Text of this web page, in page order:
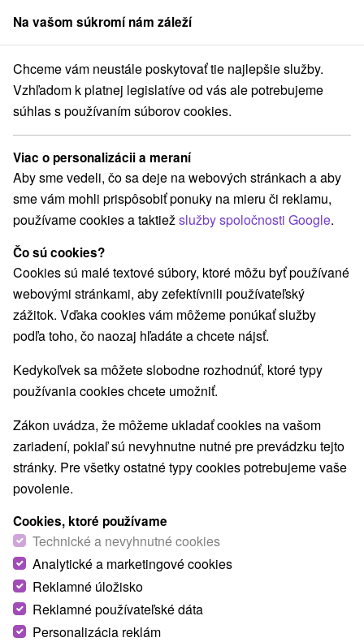
člen skupinySorger
kúpaliská Východné Slovensko Prešovský kraj Levoča
Aquaparky, kúpaliská v Levoči a v
okolí
Kategórie
Všetky kategórie
Jazerá, plesá, vodné nádrže (1)
Turistické atrakcie
Atrakcie pre deti(2) Aquaparky, kúpaliská(2) Šport(1)
Sakrálne miesta(2) Lyžiarske strediská(1)
Bio kúpalisko Levočská dolina
Prešovský kraj -
Najmladšie bio kúpalisko na Slovensku. V krásnej a tichej
prírode Levočskej doliny sú návštevníkom k dispozícii tri
vodné nádrže....
Na vašom súkromí nám záleží
Chceme vám neustále poskytovať tie najlepšie služby.
Vzhľadom k platnej legislatíve od vás ale potrebujeme
súhlas s používaním súborov cookies.
Viac o personalizácii a meraní
Aby sme vedeli, čo sa deje na webových stránkach a aby
sme vám mohli prispôsobiť ponuky na mieru či reklamu,
používame cookies a taktiežslužby spoločnosti Google.
Čo sú cookies?
Cookies sú malé textové súbory, ktoré môžu byť používané
webovými stránkami, aby zefektívnili používateľský
zážitok. Vďaka cookies vám môžeme ponúkať služby
podľa toho, čo naozaj hľadáte a chcete nájsť.
Kedykoľvek sa môžete slobodne rozhodnúť, ktoré typy
používania cookies chcete umožniť.
Zákon uvádza, že môžeme ukladať cookies na vašom
zariadení, pokiaľ sú nevyhnutne nutné pre prevádzku tejto
stránky. Pre všetky ostatné typy cookies potrebujeme vaše
povolenie.
Cookies, ktoré používame
Technické a nevyhnutné cookies
Analytické a marketingové cookies
Reklamné úložisko
Reklamné používateľské dáta
Personalizácia reklám